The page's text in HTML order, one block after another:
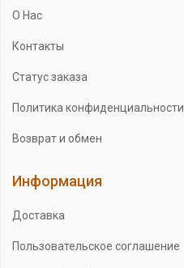
О Нас
Контакты
Статус заказа
Политика конфиденциальности
Возврат и обмен
Информация
Доставка
Пользовательское соглашение